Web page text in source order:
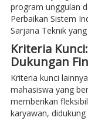
program unggulan
Perbaikan Sistem
Sarjana Teknik
Kriteria
Dukungan
Kriteria kunci
mahasiswa yang
memberikan
karyawan,